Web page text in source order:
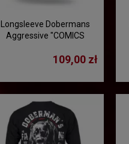
Longsleeve Dobermans
Aggressive "COMICS
granatowy109,00 zł